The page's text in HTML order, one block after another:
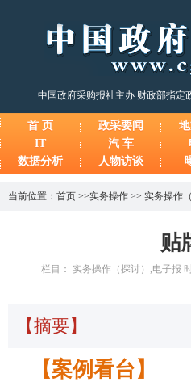
中国政府采购报社主办 财政部指定
首 页 政采要闻
IT
汽 车
数据分析
人物访谈
当前位置： 首页 >>实务操作 >> 实务操作
贴
栏目： 实务操作（探讨）,电子报
【摘要】
【案例看台】